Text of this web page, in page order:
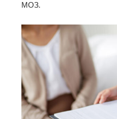
МОЗ.